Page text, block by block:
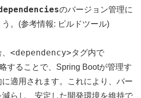
のバージョン管理に
。(参考情報: ビルドツール)
<dependency>タグ内で
することで、Spring Bootが管理す
適用されます。これにより、バー
らし、安定した開発環境を維持で